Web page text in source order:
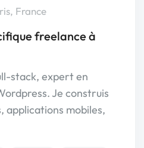
France
freelance à
stack, expert en
Je construis
applications mobiles,